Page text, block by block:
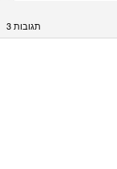
תגובות 3